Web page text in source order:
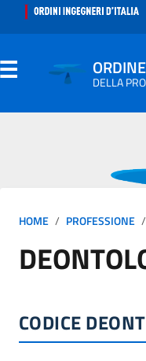
DELLA
ISCRITTO
PROFESSIONE
AGGIORNAMENTO
HOME PROFESSIONE
CODICE